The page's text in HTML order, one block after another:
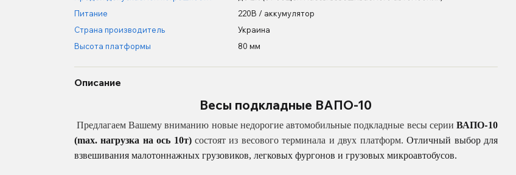
Питание
220В / аккумулятор
Страна производитель
Украина
Высота платформы
80 мм
Описание
Весы подкладные ВАПО-10
Предлагаем Вашему вниманию новые недорогие автомобильные подкладные весы серии ВАПО-10
(max. нагрузка на ось 10т)состоят из весового терминала и двух платформ.Отличный выбор для
взвешивания малотоннажных грузовиков, легковых фургонов и грузовых микроавтобусов.